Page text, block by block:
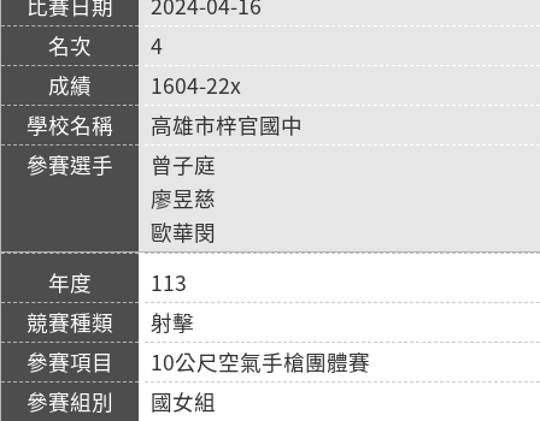
4
1604-22x
高雄市梓官國中
曾子庭
廖昱慈
歐華閔
113
射擊
10公尺空氣手槍團體賽
國女組